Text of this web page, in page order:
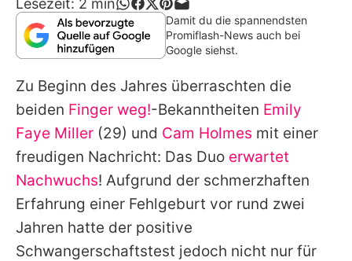
Team
Redaktionelle Richtlinien
Impressum
Datenschutzerklärung
Nutzungsbedingungen
Utiq verwalten
Damit du die spannendsten
Promiflash-News auch bei
Google siehst.
Zu Beginn des Jahres überraschten die
beiden Finger weg!-Bekanntheiten Emily
Faye Miller (29) und Cam Holmes mit einer
freudigen Nachricht: Das Duo erwartet
Nachwuchs! Aufgrund der schmerzhaften
Erfahrung einer Fehlgeburt vor rund zwei
Jahren hatte der positive
Schwangerschaftstest jedoch nicht nur für